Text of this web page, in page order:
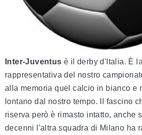
Inter-Juventus è il derby d'Italia. È
rappresentativa del nostro
alla memoria quel calcio in bianco e
lontano dal nostro tempo. Il fascino
riserva però è rimasto intatto, anche
decenni l'altra squadra di Milano ha